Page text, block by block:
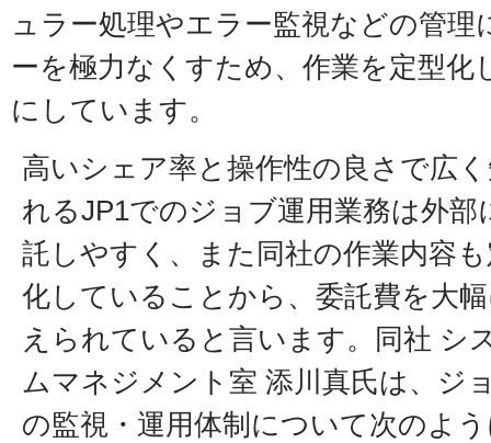
ュラー処理やエラー監視などの管
ーを極力なくすため、作業を定型
にしています。
高いシェア率と操作性の良さで広
れるJP1でのジョブ運用業務は外部
託しやすく、また同社の作業内容
化していることから、委託費を大
えられていると言います。同社 シ
ムマネジメント室 添川真氏は、ジ
の監視・運用体制について次のよ